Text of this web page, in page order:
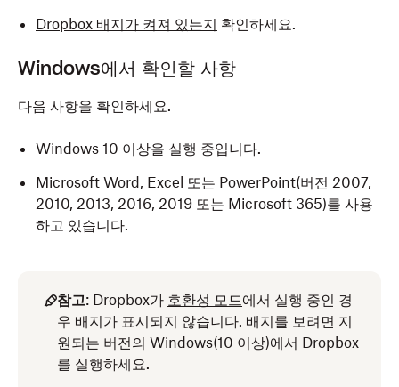
Dropbox 배지가 켜져 있는지 확인하세요.
Windows에서 확인할 사항
다음 사항을 확인하세요.
Windows 10 이상을 실행 중입니다.
Microsoft Word, Excel 또는 PowerPoint(버전 2007,
2010, 2013, 2016, 2019 또는 Microsoft 365)를 사용
하고 있습니다.
참고: Dropbox가 호환성 모드에서 실행 중인 경
우 배지가 표시되지 않습니다. 배지를 보려면 지
원되는 버전의 Windows(10 이상)에서 Dropbox
를 실행하세요.